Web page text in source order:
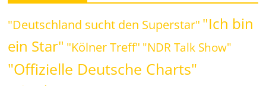
"Deutschland sucht den Superstar" "Ich bin
ein Star" "Kölner Treff" "NDR Talk Show"
"Offizielle Deutsche Charts"